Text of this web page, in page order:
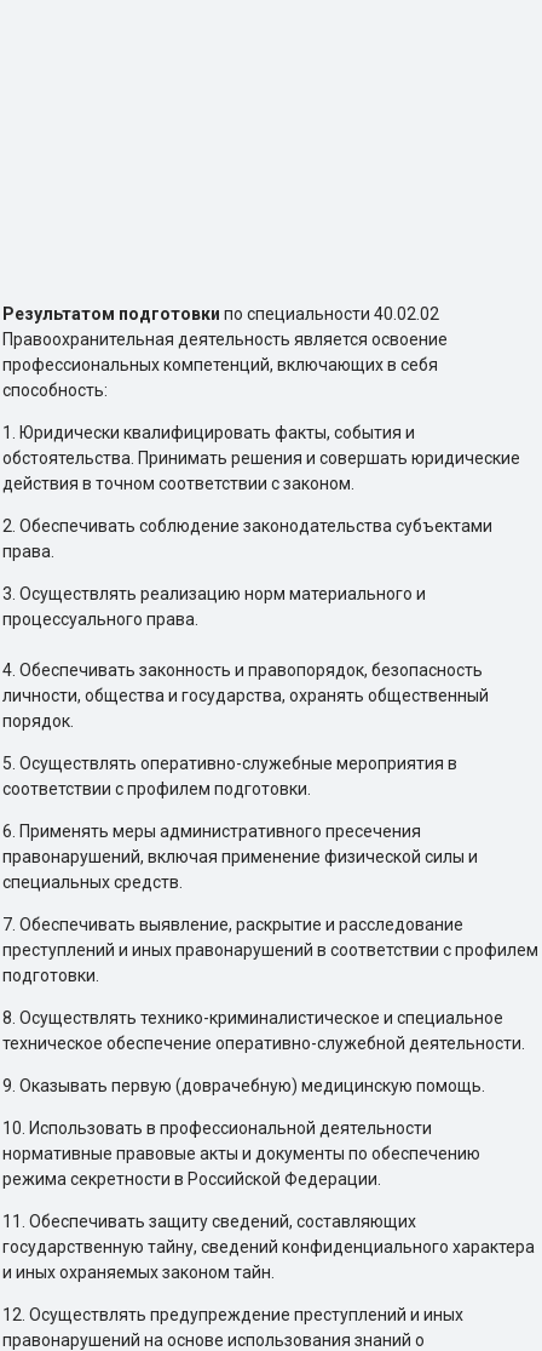
Результатом подготовки по специальности 40.02.02
Правоохранительная деятельность является освоение
профессиональных компетенций, включающих в себя
способность:
1. Юридически квалифицировать факты, события и
обстоятельства. Принимать решения и совершать юридические
действия в точном соответствии с законом.
2. Обеспечивать соблюдение законодательства субъектами
права.
3. Осуществлять реализацию норм материального и
процессуального права.
4. Обеспечивать законность и правопорядок, безопасность
личности, общества и государства, охранять общественный
порядок.
5. Осуществлять оперативно-служебные мероприятия в
соответствии с профилем подготовки.
6. Применять меры административного пресечения
правонарушений, включая применение физической силы и
специальных средств.
7. Обеспечивать выявление, раскрытие и расследование
преступлений и иных правонарушений в соответствии с профилем
подготовки.
8. Осуществлять технико-криминалистическое и специальное
техническое обеспечение оперативно-служебной деятельности.
9. Оказывать первую (доврачебную) медицинскую помощь.
10. Использовать в профессиональной деятельности
нормативные правовые акты и документы по обеспечению
режима секретности в Российской Федерации.
11. Обеспечивать защиту сведений, составляющих
государственную тайну, сведений конфиденциального характера
и иных охраняемых законом тайн.
12. Осуществлять предупреждение преступлений и иных
правонарушений на основе использования знаний о